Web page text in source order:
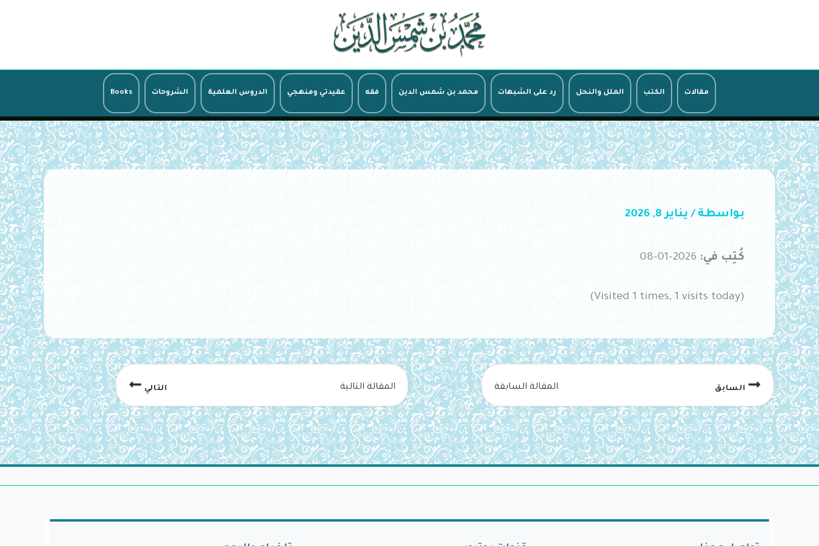
مقالات الكتب الملل والنحل رد على الشبهات محمد بن شمس الدين فقه عقيدتي ومنهجي الدروس العلمية الشروحات Books
بواسطة / يناير 8, 2026
كُتِب في: 2026-01-08
(Visited 1 times, 1 visits today)
السابق المقالة السابقة التالي المقالة التالية